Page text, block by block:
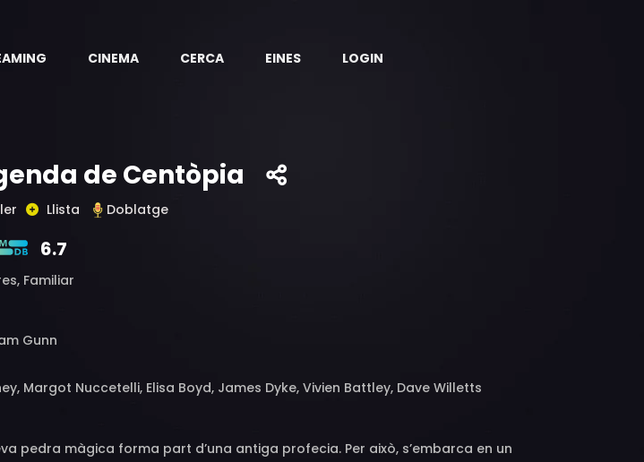
CINEMA CERCA EINES LOGIN
de Centòpia
Llista Doblatge
6.7
Familiar
Gunn
Margot Nuccetelli, Elisa Boyd, James Dyke, Vivien Battley, Dave Willetts
pedra màgica forma part d’una antiga profecia. Per això, s’embarca en un